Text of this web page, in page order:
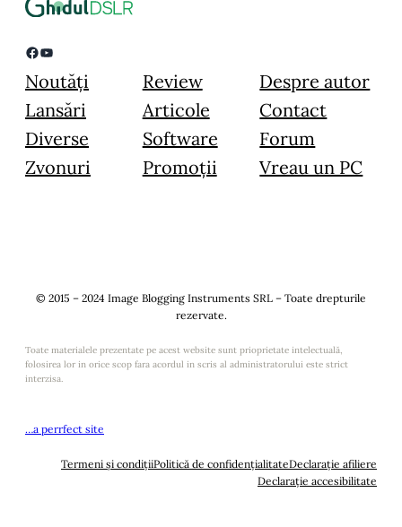
Facebook YouTube
Noutăți
Lansări
Diverse
Zvonuri
Review
Articole
Software
Promoții
Despre autor
Contact
Forum
Vreau un PC
© 2015 – 2024 Image Blogging Instruments SRL – Toate drepturile
rezervate.
Toate materialele prezentate pe acest website sunt prioprietate intelectuală,
folosirea lor in orice scop fara acordul in scris al administratorului este strict
interzisa.
…a perrfect site
Termeni și condițiiPolitică de confidențialitateDeclarație afiliere
Declarație accesibilitate